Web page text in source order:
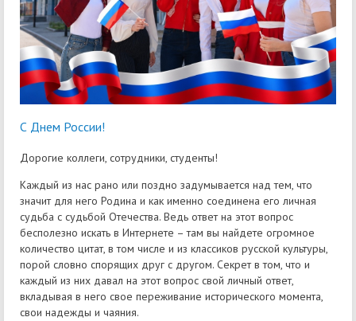
С Днем России!
Дорогие коллеги, сотрудники, студенты!
Каждый из нас рано или поздно задумывается над тем, что
значит для него Родина и как именно соединена его личная
судьба с судьбой Отечества. Ведь ответ на этот вопрос
бесполезно искать в Интернете – там вы найдете огромное
количество цитат, в том числе и из классиков русской культуры,
порой словно спорящих друг с другом. Секрет в том, что и
каждый из них давал на этот вопрос свой личный ответ,
вкладывая в него свое переживание исторического момента,
свои надежды и чаяния.